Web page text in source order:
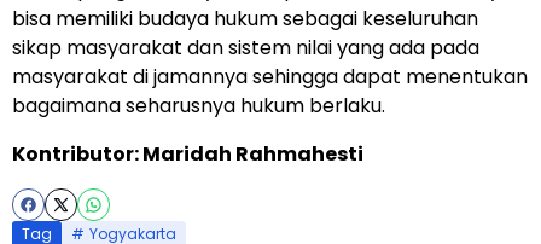
bisa memiliki budaya hukum sebagai keseluruhan
sikap masyarakat dan sistem nilai yang ada pada
masyarakat di jamannya sehingga dapat menentukan
bagaimana seharusnya hukum berlaku.
Kontributor: Maridah Rahmahesti
Tag Yogyakarta